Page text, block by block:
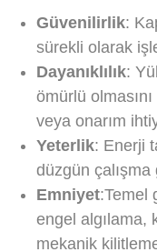
Güvenilirlik:
sürekli olarak
Dayanıklılık:
ömürlü
veya onarım
Yeterlik: Enerji
düzgün
Emniyet:Temel
engel algılama,
mekanik